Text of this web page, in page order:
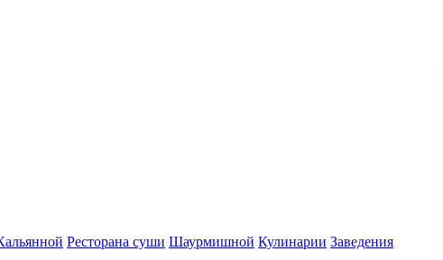
Ресторана суши Шаурмишной Кулинарии Заведения